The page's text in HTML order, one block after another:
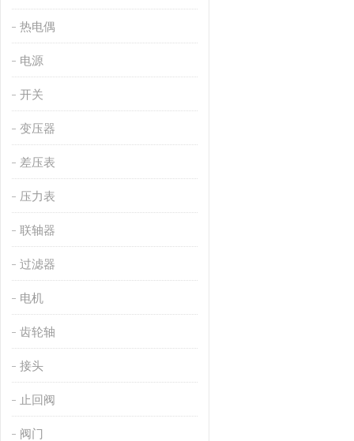
热电偶
电源
开关
变压器
差压表
压力表
联轴器
过滤器
电机
齿轮轴
接头
止回阀
阀门